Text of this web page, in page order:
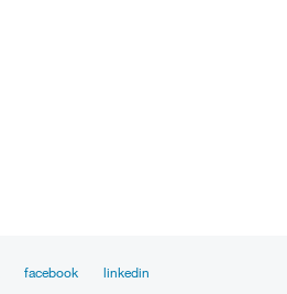
facebook
linkedin